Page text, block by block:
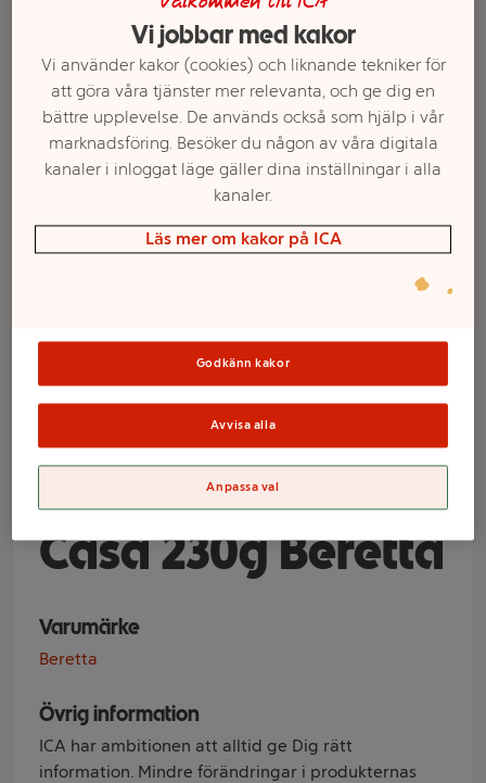
Anitpasto Della
Casa 230g Beretta
Varumärke
Beretta
Övrig information
ICA har ambitionen att alltid ge Dig rätt
information. Mindre förändringar i produkternas
Välj butik och handla
Sortimentet kan variera mellan butikerna
Vi jobbar med kakor
Vi använder kakor (cookies) och liknande tekniker för
att göra våra tjänster mer relevanta, och ge dig en
bättre upplevelse. De används också som hjälp i vår
marknadsföring. Besöker du någon av våra digitala
kanaler i inloggat läge gäller dina inställningar i alla
kanaler.
Läs mer om kakor på ICA
Godkänn kakor
Avvisa alla
Anpassa val